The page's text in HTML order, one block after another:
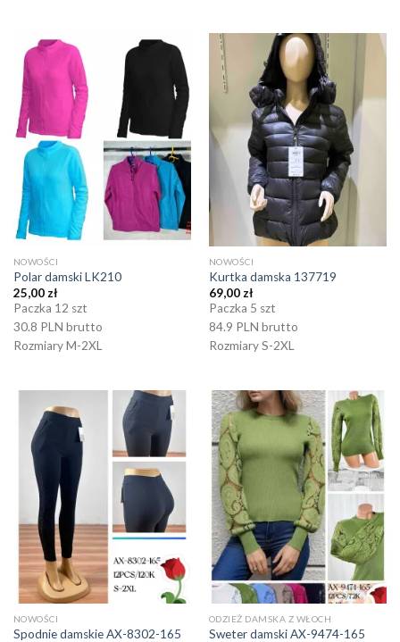
NOWOŚCI
Polar damski LK210
25,00zł
Paczka 12 szt
30.8 PLN brutto
Rozmiary M-2XL
NOWOŚCI
Kurtka damska 137719
69,00zł
Paczka 5 szt
84.9 PLN brutto
Rozmiary S-2XL
NOWOŚCI
Spodnie damskie AX-8302-165
ODZIEŻ DAMSKA Z WŁOCH
Sweter damski AX-9474-165